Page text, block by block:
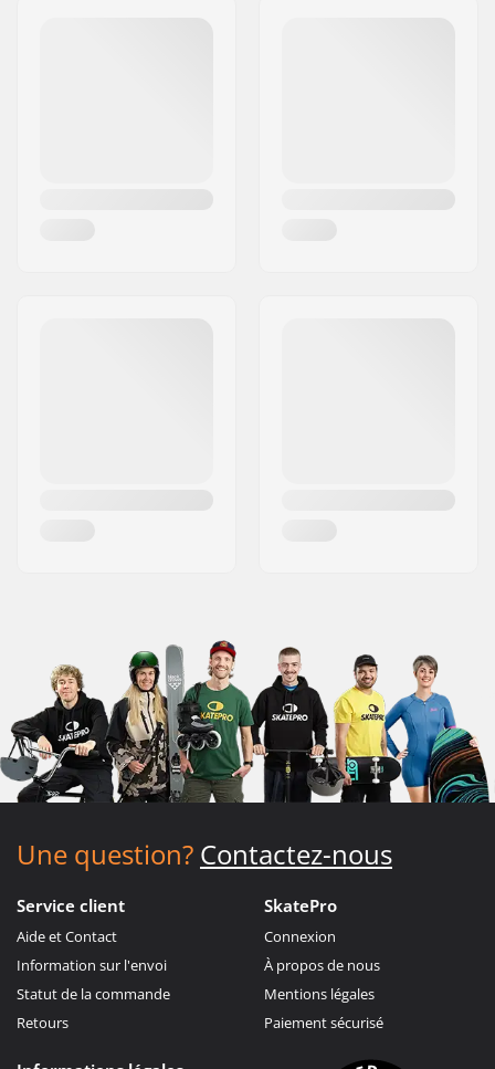
Une question? Contactez-nous
Service client
Aide et Contact
Information sur l'envoi
Statut de la commande
Retours
SkatePro
Connexion
À propos de nous
Mentions légales
Paiement sécurisé